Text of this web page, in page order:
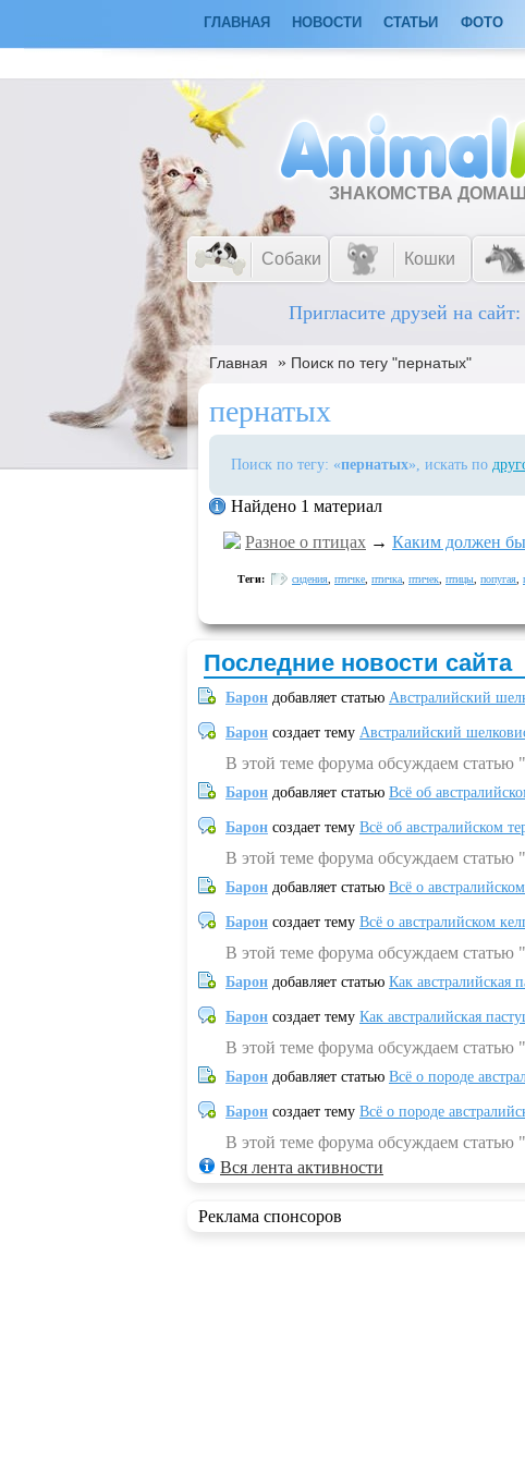
ГЛАВНАЯ НОВОСТИ СТАТЬИ ФОТО
ЗНАКОМСТВА
Собаки Кошки
Пригласите друзей на сайт:
Главная » Поиск по тегу "пернатых"
пернатых
Поиск по тегу: «пернатых», искать по
Найдено 1 материал
Разное о птицах → Каким должен
Теги: сидения птичке птичка птичек птицы попугая
Последние новости сайта
Барон добавляет статью Австралийский
Барон создает тему Австралийский
В этой теме форума обсуждаем
Барон добавляет статью Всё об
Барон создает тему Всё об австралийском
В этой теме форума обсуждаем статью
Барон добавляет статью Всё о
Барон создает тему Всё о австралийском
В этой теме форума обсуждаем статью
Барон добавляет статью Как австралийская
Барон создает тему Как австралийская
В этой теме форума обсуждаем статью
Барон добавляет статью Всё о породе
Барон создает тему Всё о породе
В этой теме форума обсуждаем статью
Вся лента активности
Реклама спонсоров